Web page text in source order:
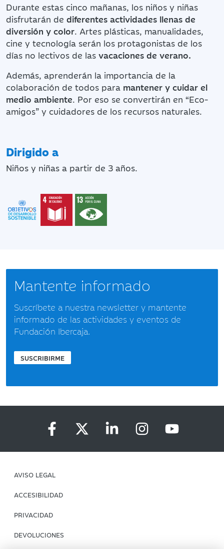
Durante estas cinco mañanas, los niños y niñas
disfrutarán de diferentes actividades llenas de
diversión y color. Artes plásticas, manualidades,
cine y tecnología serán los protagonistas de los
días no lectivos de las vacaciones de verano.
Además, aprenderán la importancia de la
colaboración de todos para mantener y cuidar el
medio ambiente. Por eso se convertirán en “Eco-
amigos” y cuidadores de los recursos naturales.
Dirigido a
Niños y niñas a partir de 3 años.
Mantente informado
Suscríbete a nuestra newsletter y mantente
informado de las actividades y eventos de
Fundación Ibercaja.
SUSCRIBIRME
AVISO LEGAL
ACCESIBILIDAD
PRIVACIDAD
DEVOLUCIONES